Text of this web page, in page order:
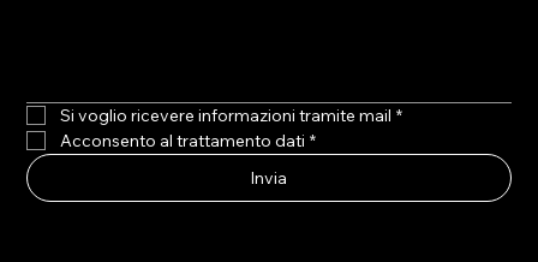
Si voglio ricevere informazioni tramite mail *
Acconsento al trattamento dati *
Invia